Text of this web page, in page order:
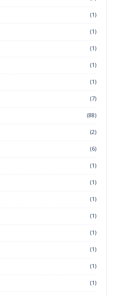
(1)
(1)
(1)
(1)
(1)
(7)
(88)
(2)
(6)
(1)
(1)
(1)
(1)
(1)
(1)
(1)
(1)